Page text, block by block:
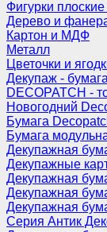
Фигурки
Дерево и
Картон и МДФ
Металл
Цветочки и
Декупаж -
DECOPATCH -
Новогодний
Бумага
Бумага
Декупажная
Декупажные
Декупажная
Декупажная
Декупажная
Серия Антик